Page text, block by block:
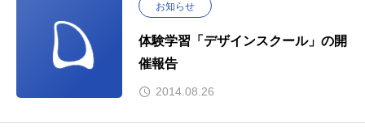
お知らせ
体験学習「デザインスクール」の開
催報告
2014.08.26